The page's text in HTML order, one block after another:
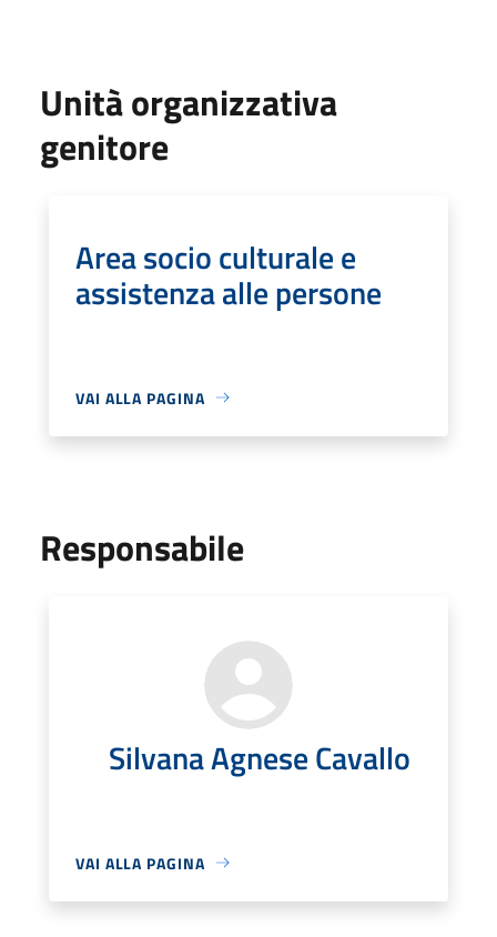
Unità organizzativa
genitore
Area socio culturale e
assistenza alle persone
VAI ALLA PAGINA
Responsabile
Silvana Agnese Cavallo
VAI ALLA PAGINA